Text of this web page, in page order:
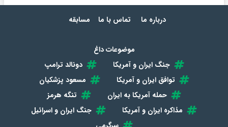
درباره ما تماس با ما مسابقه
موضوعات داغ
جنگ ایران و آمریکا
دونالد ترامپ
توافق ایران و آمریکا
مسعود پزشکیان
حمله آمریکا به ایران
تنگه هرمز
مذاکره ایران و آمریکا
جنگ ایران و اسرائیل